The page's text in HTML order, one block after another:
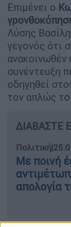
Επιμένει ο
Λύσης
γεγονός ότι
ανακοινωθέν
συνέντευξη
οδηγηθεί
τον απλώς
ΔΙΑΒΑΣΤΕ
Πολιτική|
Με ποινή
απολογία